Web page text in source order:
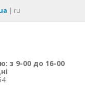
| ru
з 9-00 до 16-00